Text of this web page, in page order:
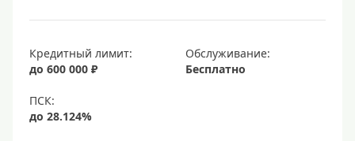
Золотые
Черные
Виртуальные
Кредитный лимит:
до 600 000 ₽
Обслуживание:
Бесплатно